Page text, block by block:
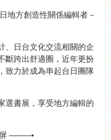
地方創造性關係編輯者－
、日台文化交流相關的企
斷跨出舒適圈，近年更扮
致力於成為串起台日團隊
選書展，享受地方編輯的
────•